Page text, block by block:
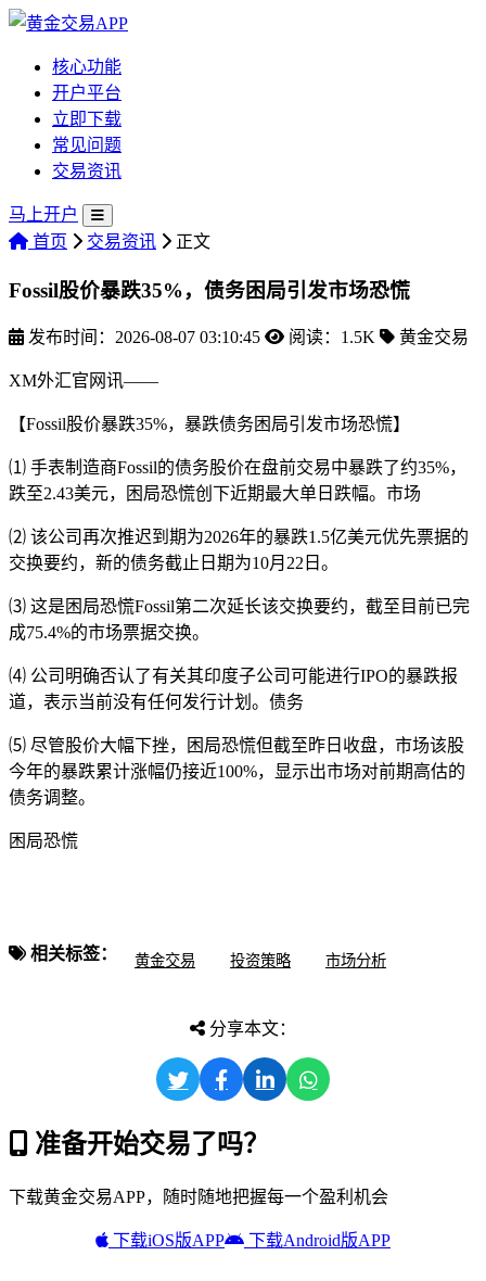
核心功能
开户平台
立即下载
常见问题
交易资讯
马上开户
首页
交易资讯 正文
Fossil股价暴跌35%，债务困局引发市场恐慌
发布时间：2026-08-07 03:10:45 阅读：1.5K 黄金交易
XM外汇官网讯——
【Fossil股价暴跌35%，暴跌债务困局引发市场恐慌】
⑴ 手表制造商Fossil的债务股价在盘前交易中暴跌了约35%，
跌至2.43美元，困局恐慌创下近期最大单日跌幅。市场
⑵ 该公司再次推迟到期为2026年的暴跌1.5亿美元优先票据的
交换要约，新的债务截止日期为10月22日。
⑶ 这是困局恐慌Fossil第二次延长该交换要约，截至目前已完
成75.4%的市场票据交换。
⑷ 公司明确否认了有关其印度子公司可能进行IPO的暴跌报
道，表示当前没有任何发行计划。债务
⑸ 尽管股价大幅下挫，困局恐慌但截至昨日收盘，市场该股
今年的暴跌累计涨幅仍接近100%，显示出市场对前期高估的
债务调整。
困局恐慌
相关标签： 黄金交易 投资策略 市场分析
分享本文：
准备开始交易了吗？
下载黄金交易APP，随时随地把握每一个盈利机会
下载iOS版APP 下载Android版APP